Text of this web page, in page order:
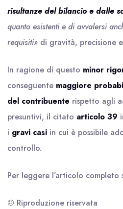
risultanze del bilancio e dalle
quanto esistenti e di avvalersi
requisiti» di gravità, precisione
In ragione di questo minor
conseguente maggiore
del contribuente rispetto agli
presuntivi, il citato articolo 39
i gravi casi in cui è possibile
controllo.
Per leggere l’articolo completo
© Riproduzione riservata